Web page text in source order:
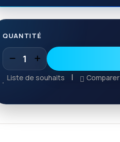
QUANTITÉ
Liste de souhaits
Comparer